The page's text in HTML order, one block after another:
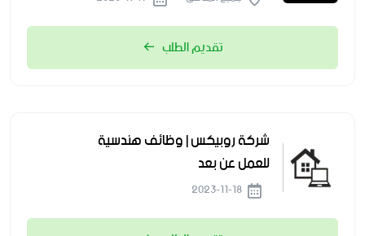
تقديم الطلب
شركة روبيكس | وظائف هندسية
للعمل عن بعد